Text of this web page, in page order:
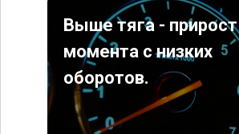
Выше тяга - прирост
момента с низких
оборотов.